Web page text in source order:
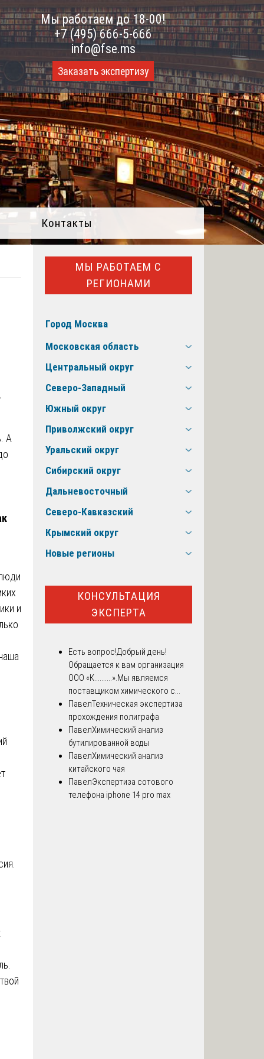
Мы работаем до 18-00!
+7 (495) 666-5-666
info@fse.ms
Заказать экспертизу
Контакты
А
и
МЫ РАБОТАЕМ С
РЕГИОНАМИ
Город Москва
Московская область
Центральный округ
Северо-Западный
Южный округ
Приволжский округ
Уральский округ
Сибирский округ
Дальневосточный
Северо-Кавказский
Крымский округ
Новые регионы
КОНСУЛЬТАЦИЯ
ЭКСПЕРТА
Есть вопрос!Добрый день!
Обращается к вам организация
ООО «К..........».Мы являемся
поставщиком химического с...
ПавелТехническая экспертиза
прохождения полиграфа
ПавелХимический анализ
бутилированной воды
ПавелХимический анализ
китайского чая
ПавелЭкспертиза сотового
телефона iphone 14 pro max